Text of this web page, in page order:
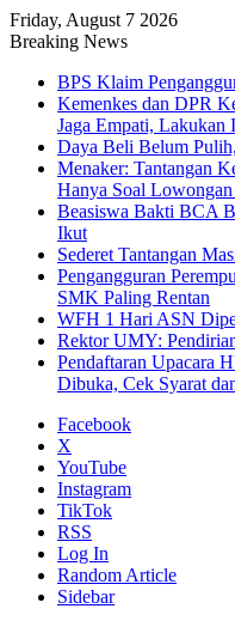
Friday, August 7 2026
Breaking News
BPS Klaim
Kemenkes dan DPR
Jaga Empati, Lakukan
Daya Beli Belum
Menaker: Tantangan
Hanya Soal
Beasiswa Bakti BCA
Ikut
Sederet Tantangan
Pengangguran
SMK Paling Rentan
WFH 1 Hari ASN
Rektor UMY:
Pendaftaran Upacara
Dibuka, Cek Syarat
Facebook
X
YouTube
Instagram
TikTok
RSS
Log In
Random Article
Sidebar